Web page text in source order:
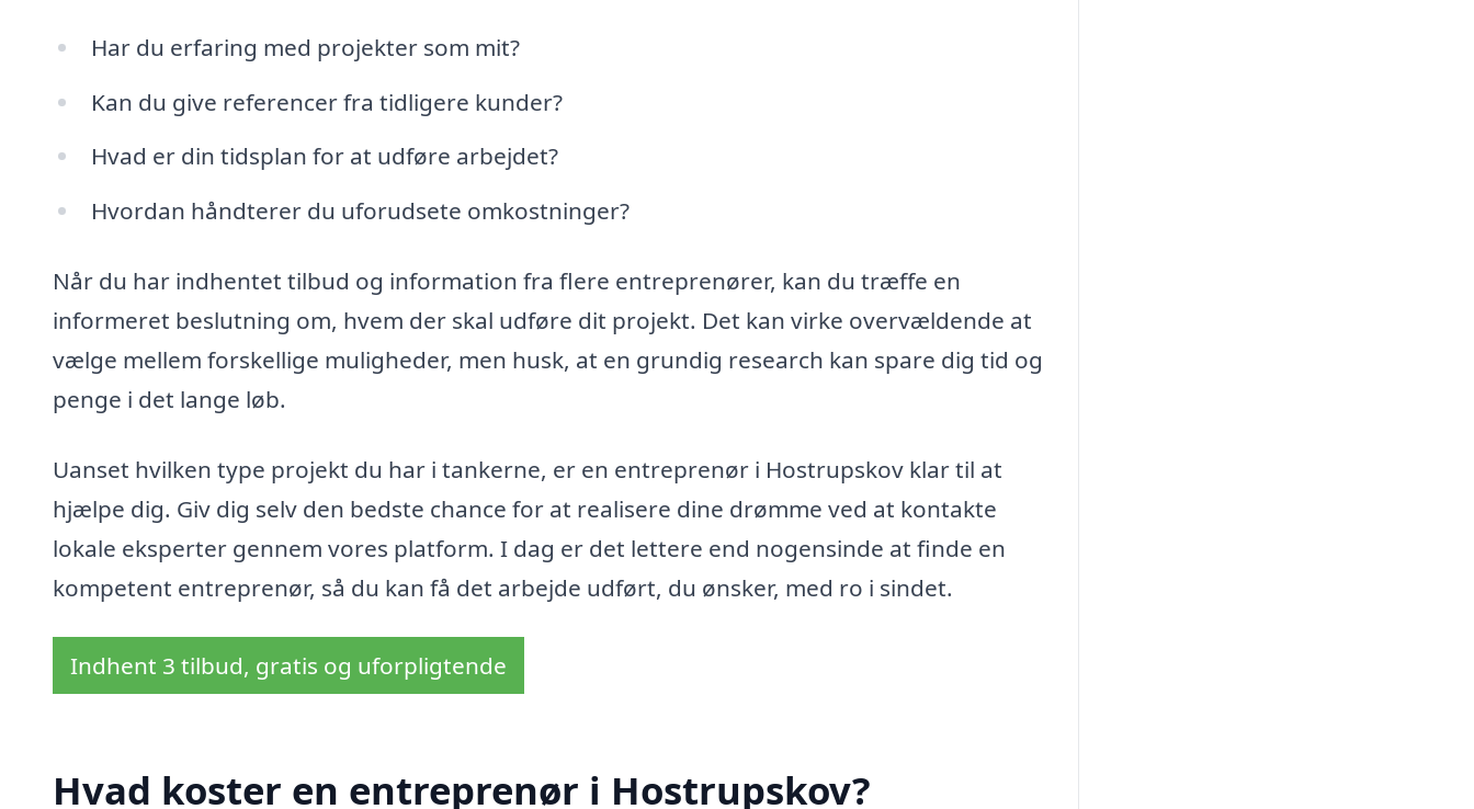
Har du erfaring med projekter som mit?
Kan du give referencer fra tidligere kunder?
Hvad er din tidsplan for at udføre arbejdet?
Hvordan håndterer du uforudsete omkostninger?
Når du har indhentet tilbud og information fra flere entreprenører, kan du træffe en
informeret beslutning om, hvem der skal udføre dit projekt. Det kan virke overvældende at
vælge mellem forskellige muligheder, men husk, at en grundig research kan spare dig tid og
penge i det lange løb.
Uanset hvilken type projekt du har i tankerne, er en entreprenør i Hostrupskov klar til at
hjælpe dig. Giv dig selv den bedste chance for at realisere dine drømme ved at kontakte
lokale eksperter gennem vores platform. I dag er det lettere end nogensinde at finde en
kompetent entreprenør, så du kan få det arbejde udført, du ønsker, med ro i sindet.
Indhent 3 tilbud, gratis og uforpligtende
Hvad koster en entreprenør i Hostrupskov?